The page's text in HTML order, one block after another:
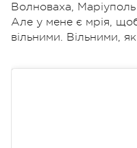
Волноваха,
Але у мене є мрія,
вільними. Вільними,